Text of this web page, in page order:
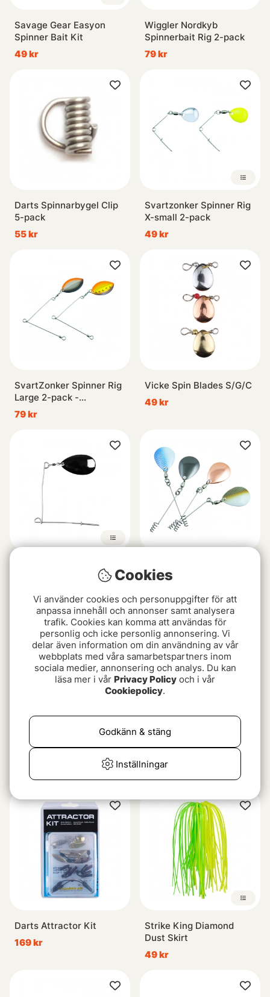
Savage Gear Easyon
Spinner Bait Kit
49 kr
Wiggler Nordkyb
Spinnerbait Rig 2-pack
79 kr
Darts Spinnarbygel Clip
5-pack
55 kr
Svartzonker Spinner Rig
X-small 2-pack
49 kr
SvartZonker Spinner Rig
Large 2-pack -
Coward/Golden Shiner
79 kr
Vicke Spin Blades S/G/C
49 kr
49 kr
49 kr
4-pack Copper, Black,
75 kr
Svartzonker Spinner
119 kr
BKK Teaser Blade WS1
49 kr
Darts Attractor Kit
169 kr
Strike King Diamond
Dust Skirt
49 kr
Cookies
Vi använder cookies och personuppgifter för att
anpassa innehåll och annonser samt analysera
trafik. Cookies kan komma att användas för
personlig och icke personlig annonsering. Vi
delar även information om din användning av vår
webbplats med våra samarbetspartners inom
sociala medier, annonsering och analys. Du kan
läsa mer i vår Privacy Policy och i vår
Cookiepolicy.
Inställningar
Godkänn & stäng